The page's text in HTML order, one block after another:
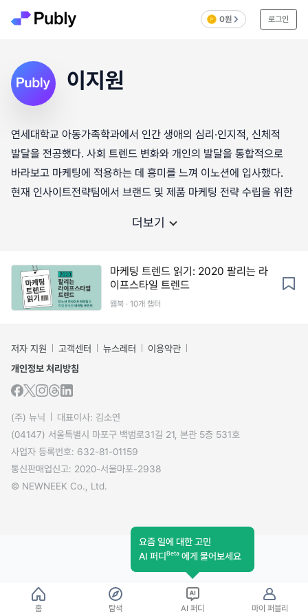
0원 로그인
이지원
연세대학교 아동가족학과에서 인간 생애의 심리·인지적, 신체적
발달을 전공했다. 사회 트렌드 변화와 개인의 발달을 통합적으로
바라보고 마케팅에 적용하는 데 흥미를 느껴 이노션에 입사했다.
현재 인사이트전략팀에서 브랜드 및 제품 마케팅 전략 수립을 위한
더보기
마케팅 트렌드 읽기: 2020 팔리는 라
이프스타일 트렌드
웹북 · 10개 챕터
저자 지원 고객센터 뉴스레터
이용약관
개인정보 처리방침
(주) 뉴닉
대표이사: 김소연
(04147) 서울특별시 마포구 백범로31길 21, 본관 5층 531호
사업자 등록번호: 632-81-01159
통신판매업신고: 2020-서울마포-2938
© NEWNEEK Co., Ltd.
홈 탐색
요즘 일에 대한 고민
AI 퍼디Beta 에게 물어보세요
AI 퍼디 마이 퍼블리